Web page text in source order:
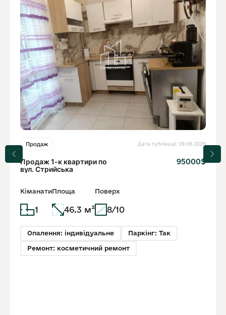
Продаж Дата публікації: 09.06.2026
Продаж 1-к квартири по
вул. Стрийська
95000$
Кіманати
1
Площа
46.3 м²
Поверх
8/10
Опалення: індивідуальне Паркінг: Так
Ремонт: косметичний ремонт